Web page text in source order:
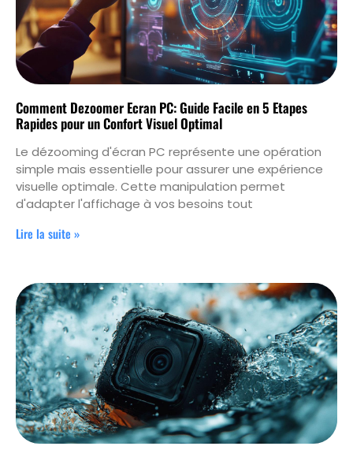
Comment Dezoomer Ecran PC: Guide Facile en 5 Etapes
Rapides pour un Confort Visuel Optimal
Le dézooming d'écran PC représente une opération
simple mais essentielle pour assurer une expérience
visuelle optimale. Cette manipulation permet
d'adapter l'affichage à vos besoins tout
Lire la suite »